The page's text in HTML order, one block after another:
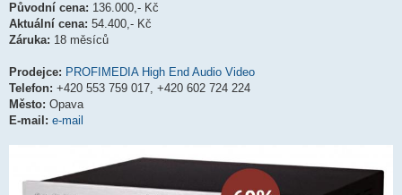
Původní cena: 136.000,- Kč
Aktuální cena: 54.400,- Kč
Záruka: 18 měsíců
Prodejce: PROFIMEDIA High End Audio Video
Telefon: +420 553 759 017, +420 602 724 224
Město: Opava
E-mail: e-mail